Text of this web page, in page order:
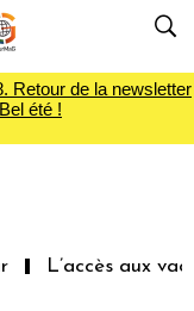
Retour de la newsletter
été !
L’accès aux